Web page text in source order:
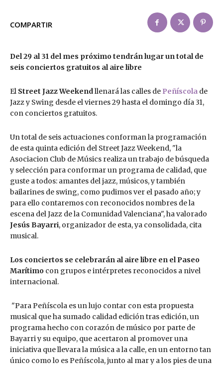
COMPARTIR
Del 29 al 31 del mes próximo tendrán lugar un total de
seis conciertos gratuitos al aire libre
El Street Jazz Weekendllenará las calles de Peñíscola de
Jazz y Swing desde el viernes 29 hasta el domingo día 31,
con conciertos gratuitos.
Un total de seis actuaciones conforman la programación
de esta quinta edición del Street Jazz Weekend, "la
Asociacion Club de Músics realiza un trabajo de búsqueda
y selección para conformar un programa de calidad, que
guste a todos: amantes del jazz, músicos, y también
bailarines de swing, como pudimos ver el pasado año; y
para ello contaremos con reconocidos nombres de la
escena del Jazz de la Comunidad Valenciana", ha valorado
Jesús Bayarri, organizador de esta, ya consolidada, cita
musical.
Los conciertos se celebrarán al aire libre en el Paseo
Marítimo con grupos e intérpretes reconocidos a nivel
internacional.
"Para Peñíscola es un lujo contar con esta propuesta
musical que ha sumado calidad edición tras edición, un
programa hecho con corazón de músico por parte de
Bayarri y su equipo, que acertaron al promover una
iniciativa que llevara la música a la calle, en un entorno tan
único como lo es Peñíscola, junto al mar y a los pies de una